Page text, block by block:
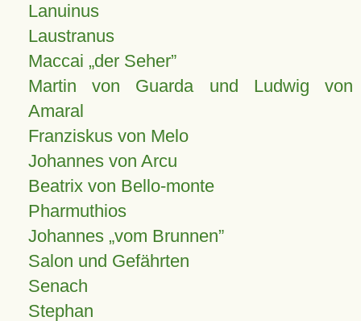
Lanuinus
Laustranus
Maccai „der Seher”
Martin von Guarda und Ludwig von
Amaral
Franziskus von Melo
Johannes von Arcu
Beatrix von Bello-monte
Pharmuthios
Johannes vom Brunnen
Salon und Gefährten
Senach
Stephan